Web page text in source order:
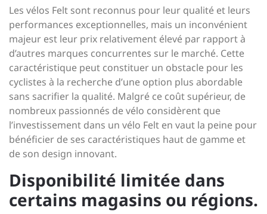
Les vélos Felt sont reconnus pour leur qualité et leurs
performances exceptionnelles, mais un inconvénient
majeur est leur prix relativement élevé par rapport à
d’autres marques concurrentes sur le marché. Cette
caractéristique peut constituer un obstacle pour les
cyclistes à la recherche d’une option plus abordable
sans sacrifier la qualité. Malgré ce coût supérieur, de
nombreux passionnés de vélo considèrent que
l’investissement dans un vélo Felt en vaut la peine pour
bénéficier de ses caractéristiques haut de gamme et
de son design innovant.
Disponibilité limitée dans
certains magasins ou régions.